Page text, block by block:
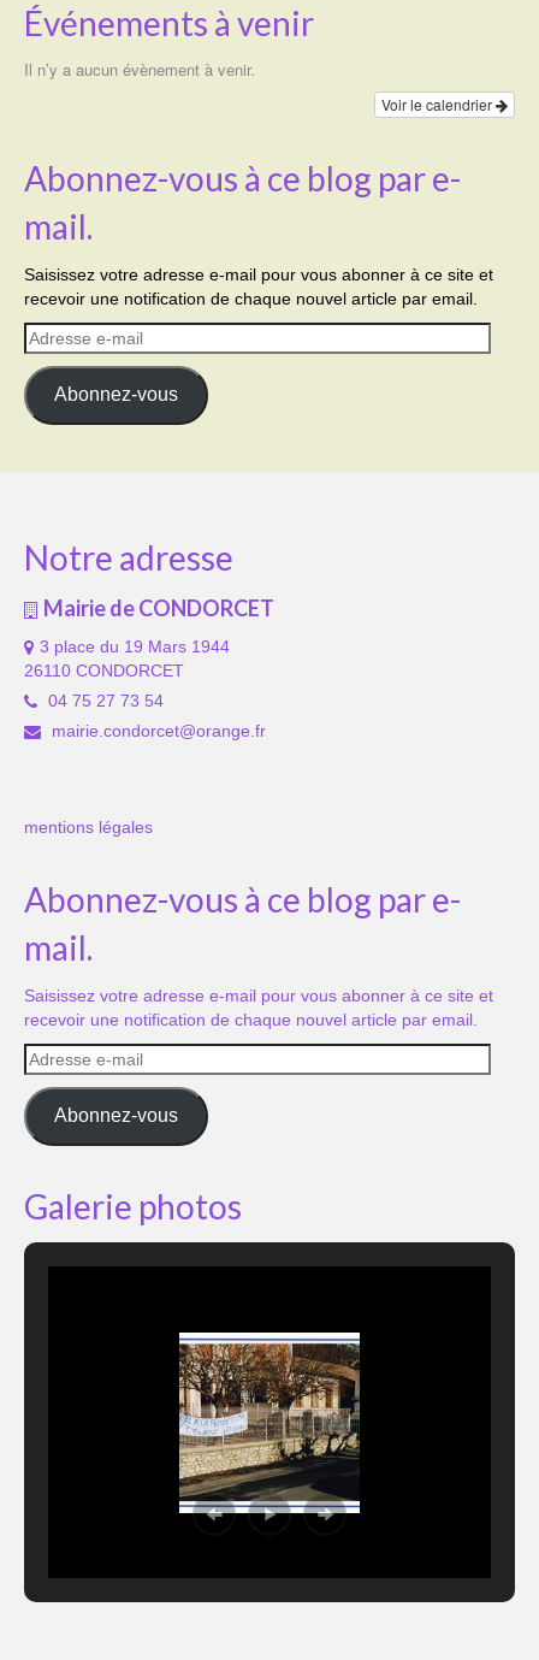
Événements à venir
Il n’y a aucun évènement à venir.
Voir le calendrier
Abonnez-vous à ce blog par e-
mail.
Saisissez votre adresse e-mail pour vous abonner à ce site et
recevoir une notification de chaque nouvel article par email.
Adresse
e-
mail
Abonnez-vous
Notre adresse
Mairie de CONDORCET
3 place du 19 Mars 1944
26110 CONDORCET
04 75 27 73 54
mairie.condorcet@orange.fr
mentions légales
Abonnez-vous à ce blog par e-
mail.
Saisissez votre adresse e-mail pour vous abonner à ce site et
recevoir une notification de chaque nouvel article par email.
Adresse
e-
mail
Abonnez-vous
Galerie photos